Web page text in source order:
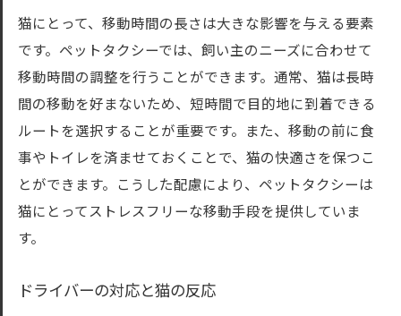
猫にとって、移動時間の長さは大きな影響を与える要素
です。ペットタクシーでは、飼い主のニーズに合わせて
移動時間の調整を行うことができます。通常、猫は長時
間の移動を好まないため、短時間で目的地に到着できる
ルートを選択することが重要です。また、移動の前に食
事やトイレを済ませておくことで、猫の快適さを保つこ
とができます。こうした配慮により、ペットタクシーは
猫にとってストレスフリーな移動手段を提供していま
す。
ドライバーの対応と猫の反応